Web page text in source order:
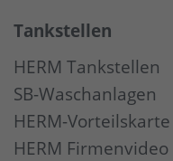
Tankstellen
HERM Tankstellen
SB-Waschanlagen
HERM-Vorteilskarte
HERM Firmenvideo